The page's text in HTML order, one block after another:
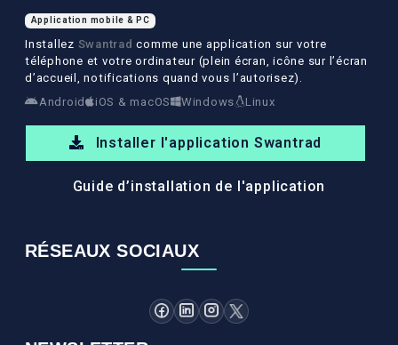
Application mobile & PC
Installez Swantrad comme une application sur votre
téléphone et votre ordinateur (plein écran, icône sur l’écran
d’accueil, notifications quand vous l’autorisez).
Android
iOS & macOS Windows Linux
Installer l'application Swantrad
Guide d’installation de l'application
RÉSEAUX SOCIAUX